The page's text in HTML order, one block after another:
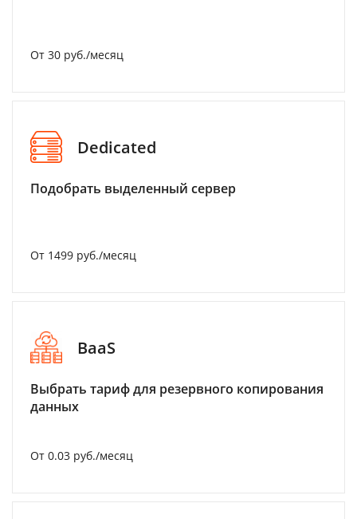
От 30 руб./месяц
Dedicated
Подобрать выделенный сервер
От 1499 руб./месяц
BaaS
Выбрать тариф для резервного копирования
данных
От 0.03 руб./месяц